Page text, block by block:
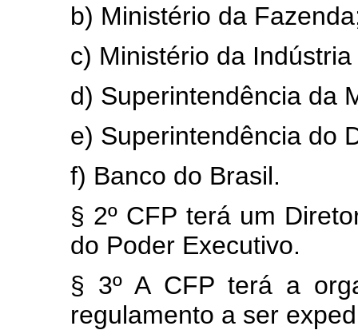
b) Ministério da
c) Ministério da
d) Superintendência da
e) Superintendência do
f) Banco do Brasil.
§ 2º CFP terá um
do Poder Executivo.
§ 3º A CFP terá a
regulamento a ser